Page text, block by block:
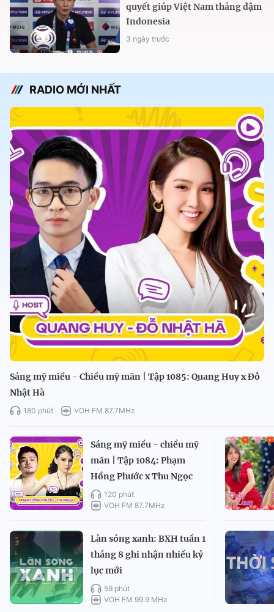
quyết giúp Việt Nam thắng đậm
Indonesia
3 ngày trước
RADIO MỚI NHẤT
Sáng mỹ miều - Chiều mỹ mãn | Tập 1085: Quang Huy x Đỗ
Nhật Hà
180 phút VOH FM 87.7MHz
Sáng mỹ miều - chiều mỹ
mãn | Tập 1084: Phạm
Hồng Phước x Thu Ngọc
120 phút
VOH FM 87.7MHz
Làn sóng xanh: BXH tuần 1
tháng 8 ghi nhận nhiều kỷ
lục mới
59 phút
VOH FM 99.9 MHz